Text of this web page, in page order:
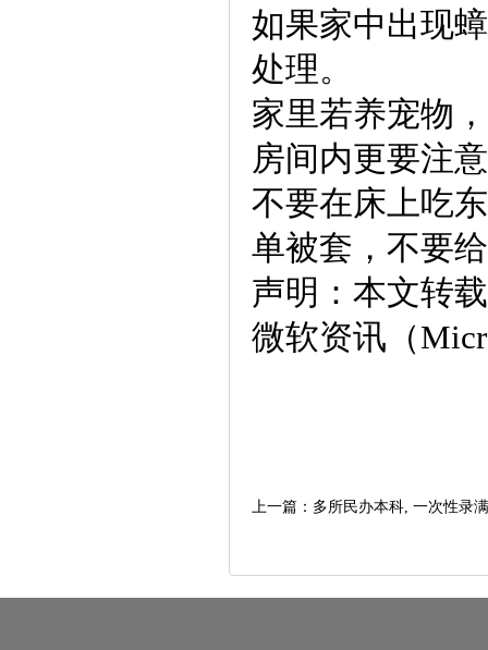
如果家中出现
处理。
家里若养宠物
房间内更要注
不要在床上吃
单被套，不要
声明：本文转
微软资讯（
上一篇： 多所民办本科, 一次性录